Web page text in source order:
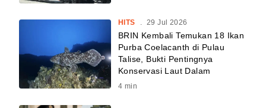
HITS 29 Jul 2026
BRIN Kembali Temukan 18 Ikan
Purba Coelacanth di Pulau
Talise, Bukti Pentingnya
Konservasi Laut Dalam
4 min